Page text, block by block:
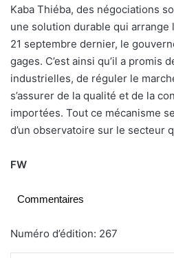
Kaba Thiéba, des négociations
une solution durable qui arrange
21 septembre dernier, le
gages. C’est ainsi qu’il a promis
industrielles, de réguler le
s’assurer de la qualité et de la
importées. Tout ce mécanisme
d’un observatoire sur le secteur
FW
Commentaires
Numéro d’édition: 267